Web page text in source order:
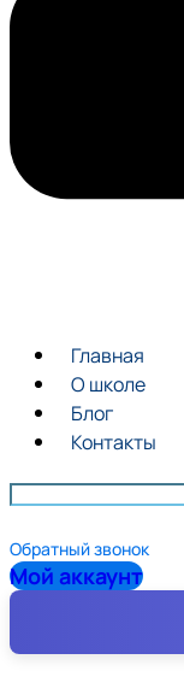
Главная
О школе
Блог
Контакты
Обратный звонок
Мой аккаунт